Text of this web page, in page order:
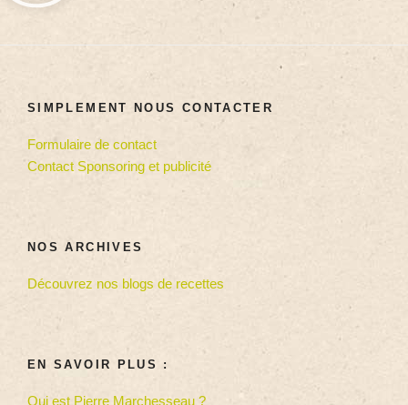
SIMPLEMENT NOUS CONTACTER
Formulaire de contact
Contact Sponsoring et publicité
NOS ARCHIVES
Découvrez nos blogs de recettes
EN SAVOIR PLUS :
Qui est Pierre Marchesseau ?